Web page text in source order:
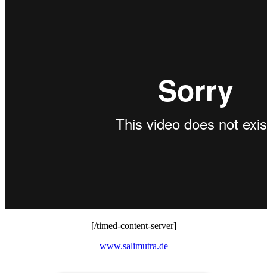
[/timed-content-server]
www.salimutra.de